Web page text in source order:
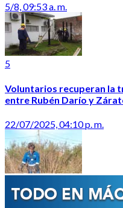
5/8, 09:53 a. m.
5
Voluntarios recuperan la
entre Rubén Darío y
22/07/2025, 04:10 p. m.